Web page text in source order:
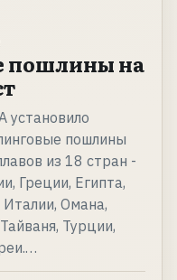
пошлины на
установило
пошлины
из 18 стран -
Греции, Египта,
Омана,
Турции,